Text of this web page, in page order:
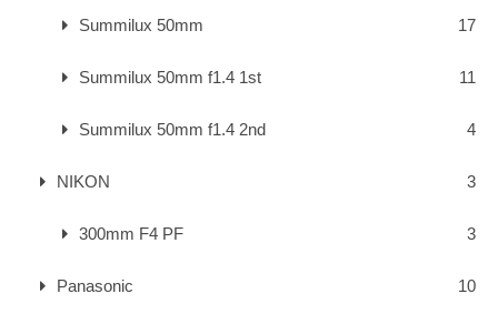
Summilux 50mm 17
Summilux 50mm f1.4 1st 11
Summilux 50mm f1.4 2nd 4
NIKON 3
300mm F4 PF 3
Panasonic 10